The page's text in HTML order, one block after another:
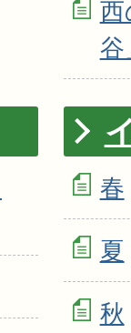
西
谷
春
夏
秋